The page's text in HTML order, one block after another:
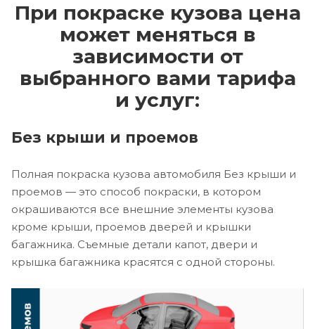
При покраске кузова цена
может меняться в
зависимости от
выбранного вами тарифа
и услуг:
Без крыши и проемов
Полная покраска кузова автомобиля Без крыши и
проемов — это способ покраски, в котором
окрашиваются все внешние элементы кузова
кроме крыши, проемов дверей и крышки
багажника. Съемные детали капот, двери и
крышка багажника красятся с одной стороны.